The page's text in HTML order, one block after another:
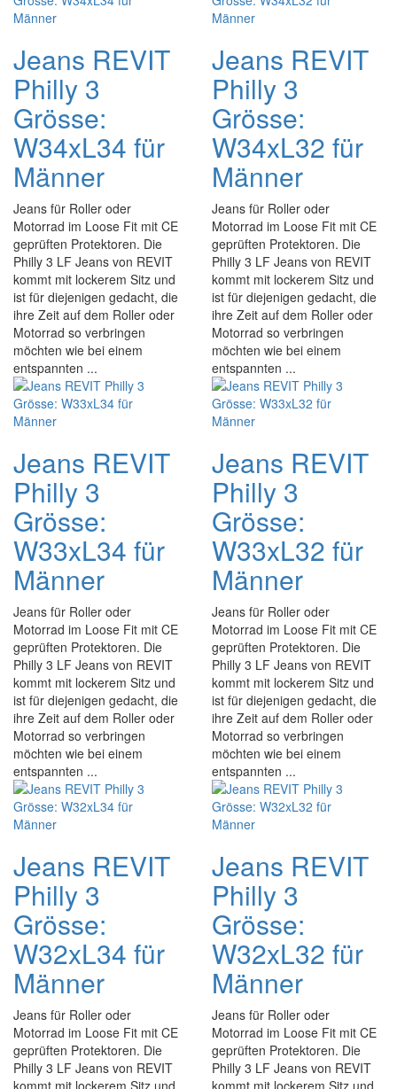
Jeans REVIT
Philly 3
Grösse:
W34xL34 für
Männer
Jeans für Roller oder
Motorrad im Loose Fit mit CE
geprüften Protektoren. Die
Philly 3 LF Jeans von REVIT
kommt mit lockerem Sitz und
ist für diejenigen gedacht, die
ihre Zeit auf dem Roller oder
Motorrad so verbringen
möchten wie bei einem
entspannten ...
Jeans REVIT
Philly 3
Grösse:
W34xL32 für
Männer
Jeans für Roller oder
Motorrad im Loose Fit mit CE
geprüften Protektoren. Die
Philly 3 LF Jeans von REVIT
kommt mit lockerem Sitz und
ist für diejenigen gedacht, die
ihre Zeit auf dem Roller oder
Motorrad so verbringen
möchten wie bei einem
entspannten ...
Jeans REVIT
Philly 3
Grösse:
W33xL34 für
Männer
Jeans für Roller oder
Motorrad im Loose Fit mit CE
geprüften Protektoren. Die
Philly 3 LF Jeans von REVIT
kommt mit lockerem Sitz und
ist für diejenigen gedacht, die
ihre Zeit auf dem Roller oder
Motorrad so verbringen
möchten wie bei einem
entspannten ...
Jeans REVIT
Philly 3
Grösse:
W33xL32 für
Männer
Jeans für Roller oder
Motorrad im Loose Fit mit CE
geprüften Protektoren. Die
Philly 3 LF Jeans von REVIT
kommt mit lockerem Sitz und
ist für diejenigen gedacht, die
ihre Zeit auf dem Roller oder
Motorrad so verbringen
möchten wie bei einem
entspannten ...
Jeans REVIT
Philly 3
Grösse:
W32xL34 für
Männer
Jeans für Roller oder
Motorrad im Loose Fit mit CE
geprüften Protektoren. Die
Philly 3 LF Jeans von REVIT
kommt mit lockerem Sitz und
Jeans REVIT
Philly 3
Grösse:
W32xL32 für
Männer
Jeans für Roller oder
Motorrad im Loose Fit mit CE
geprüften Protektoren. Die
Philly 3 LF Jeans von REVIT
kommt mit lockerem Sitz und